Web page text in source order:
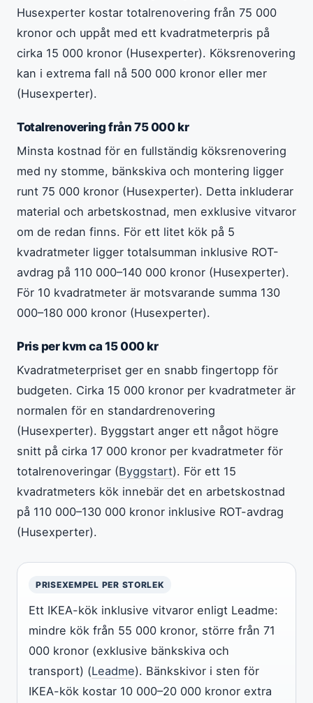
Husexperter kostar totalrenovering från 75 000
kronor och uppåt med ett kvadratmeterpris på
cirka 15 000 kronor (Husexperter). Köksrenovering
kan i extrema fall nå 500 000 kronor eller mer
(Husexperter).
Totalrenovering från 75 000 kr
Minsta kostnad för en fullständig köksrenovering
med ny stomme, bänkskiva och montering ligger
runt 75 000 kronor (Husexperter). Detta inkluderar
material och arbetskostnad, men exklusive vitvaror
om de redan finns. För ett litet kök på 5
kvadratmeter ligger totalsumman inklusive ROT-
avdrag på 110 000–140 000 kronor (Husexperter).
För 10 kvadratmeter är motsvarande summa 130
000–180 000 kronor (Husexperter).
Pris per kvm ca 15 000 kr
Kvadratmeterpriset ger en snabb fingertopp för
budgeten. Cirka 15 000 kronor per kvadratmeter är
normalen för en standardrenovering
(Husexperter). Byggstart anger ett något högre
snitt på cirka 17 000 kronor per kvadratmeter för
totalrenoveringar (Byggstart). För ett 15
kvadratmeters kök innebär det en arbetskostnad
på 110 000–130 000 kronor inklusive ROT-avdrag
(Husexperter).
PRISEXEMPEL PER STORLEK
Ett IKEA-kök inklusive vitvaror enligt Leadme:
mindre kök från 55 000 kronor, större från 71
000 kronor (exklusive bänkskiva och
transport) (Leadme). Bänkskivor i sten för
IKEA-kök kostar 10 000–20 000 kronor extra